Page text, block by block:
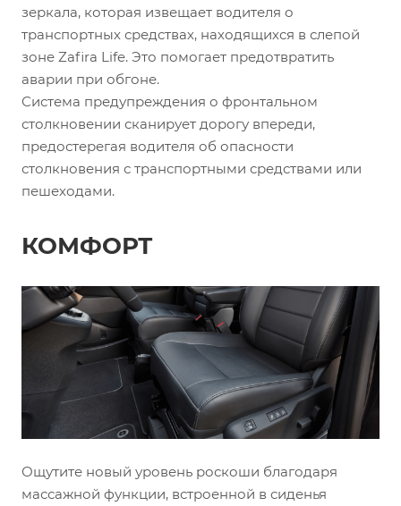
зеркала, которая извещает водителя о
транспортных средствах, находящихся в слепой
зоне Zafira Life. Это помогает предотвратить
аварии при обгоне.
Система предупреждения о фронтальном
столкновении сканирует дорогу впереди,
предостерегая водителя об опасности
столкновения с транспортными средствами или
пешеходами.
КОМФОРТ
Ощутите новый уровень роскоши благодаря
массажной функции, встроенной в сиденья